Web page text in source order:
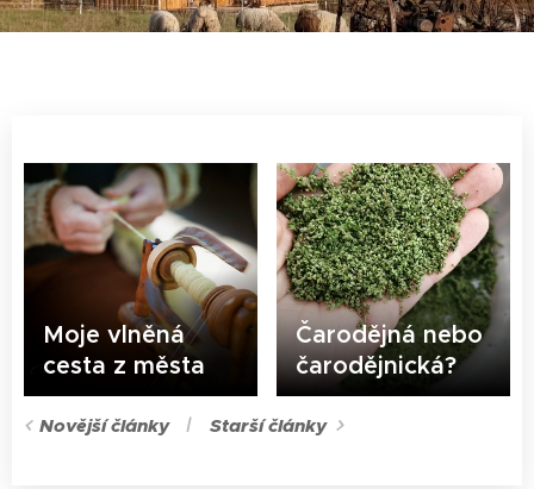
Moje vlněná
cesta z města
Čarodějná nebo
čarodějnická?
Novější články Starší články